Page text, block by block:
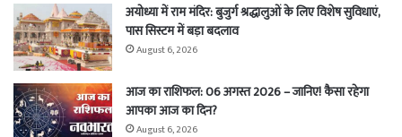
अयोध्या में राम मंदिर: बुजुर्ग श्रद्धालुओं के लिए विशेष सुविधाएं,
पास सिस्टम में बड़ा बदलाव
August 6, 2026
आज का राशिफल: 06 अगस्त 2026 – जानिए! कैसा रहेगा
आपका आज का दिन?
August 6, 2026